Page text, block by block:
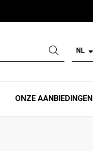
NL
ONZE AANBIEDINGEN